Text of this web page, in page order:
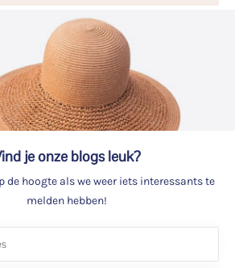
je onze blogs leuk?
de hoogte als we weer iets interessants te
melden hebben!